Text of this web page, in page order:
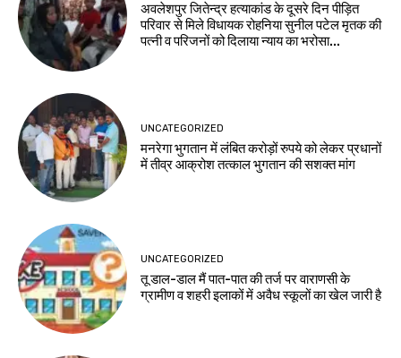
अवलेशपुर जितेन्द्र हत्याकांड के दूसरे दिन पीड़ित
परिवार से मिले विधायक रोहनिया सुनील पटेल मृतक की
पत्नी व परिजनों को दिलाया न्याय का भरोसा...
UNCATEGORIZED
मनरेगा भुगतान में लंबित करोड़ों रुपये को लेकर प्रधानों
में तीव्र आक्रोश तत्काल भुगतान की सशक्त मांग
UNCATEGORIZED
तू डाल-डाल मैं पात-पात की तर्ज पर वाराणसी के
ग्रामीण व शहरी इलाकों में अवैध स्कूलों का खेल जारी है